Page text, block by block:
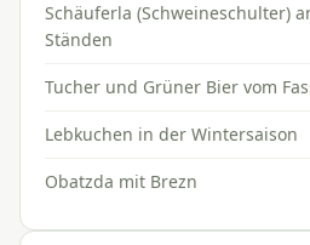
Schäuferla (Schweineschulter)
Ständen
Tucher und Grüner Bier vom
Lebkuchen in der Wintersaison
Obatzda mit Brezn